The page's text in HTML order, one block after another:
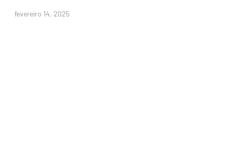
fevereiro 14, 2025